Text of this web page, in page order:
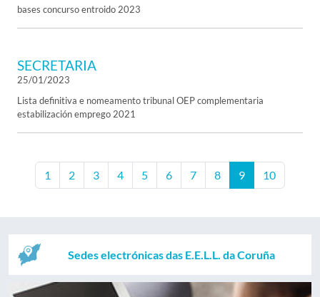
bases concurso entroido 2023
SECRETARIA
25/01/2023
Lista definitiva e nomeamento tribunal OEP complementaria
estabilización emprego 2021
1 2 3 4 5 6 7 8 9 10
Sedes electrónicas das E.E.L.L. da Coruña